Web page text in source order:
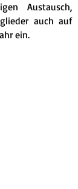
Austausch,
auch auf
ein.